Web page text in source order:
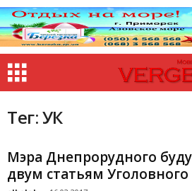
Тег: УК
Мэра Днепрорудного
двум статьям Уголовного